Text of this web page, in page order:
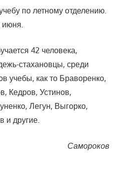
по летному отделению.
июня.
42 человека,
стахановцы, среди
учебы, как то Браворенко,
Кедров, Устинов,
Легун, Выгорко,
и другие.
Самороков